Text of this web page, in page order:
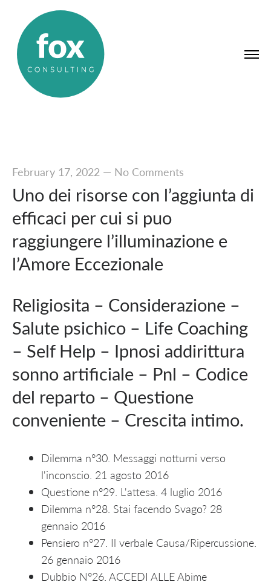
February 17, 2022— No Comments
Uno dei risorse con l’aggiunta di
efficaci per cui si puo
raggiungere l’illuminazione e
l’Amore Eccezionale
Religiosita – Considerazione –
Salute psichico – Life Coaching
– Self Help – Ipnosi addirittura
sonno artificiale – Pnl – Codice
del reparto – Questione
conveniente – Crescita intimo.
Dilemma n°30. Messaggi notturni verso
l'inconscio. 21 agosto 2016
Questione n°29. L'attesa. 4 luglio 2016
Dilemma n°28. Stai facendo Svago? 28
gennaio 2016
Pensiero n°27. Il verbale Causa/Ripercussione.
26 gennaio 2016
Dubbio N°26. ACCEDI ALLE Abime